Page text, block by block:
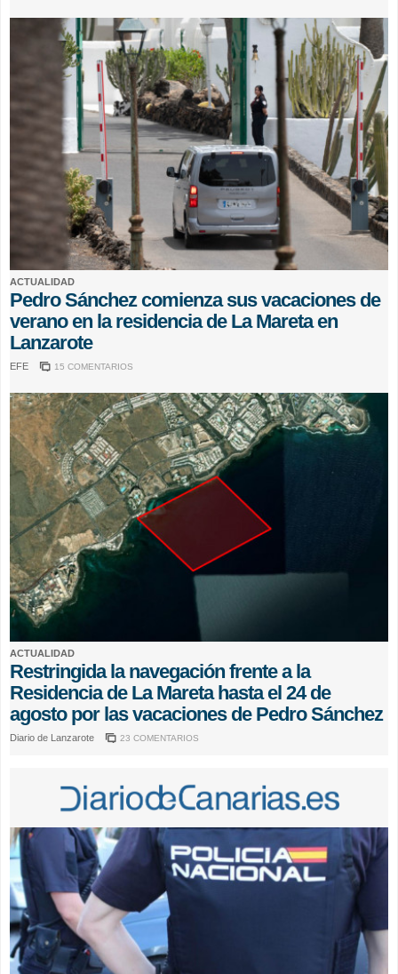
ACTUALIDAD
Pedro Sánchez comienza sus vacaciones de
verano en la residencia de La Mareta en
Lanzarote
EFE 15 COMENTARIOS
ACTUALIDAD
Restringida la navegación frente a la
Residencia de La Mareta hasta el 24 de
agosto por las vacaciones de Pedro Sánchez
Diario de Lanzarote 23 COMENTARIOS